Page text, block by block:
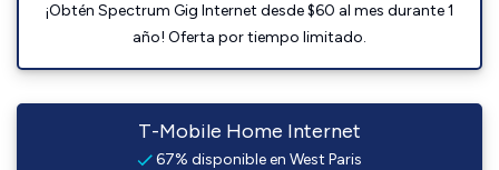
¡Obtén Spectrum Gig Internet desde $60 al mes durante 1
año! Oferta por tiempo limitado.
T-Mobile Home Internet
67% disponible en West Paris